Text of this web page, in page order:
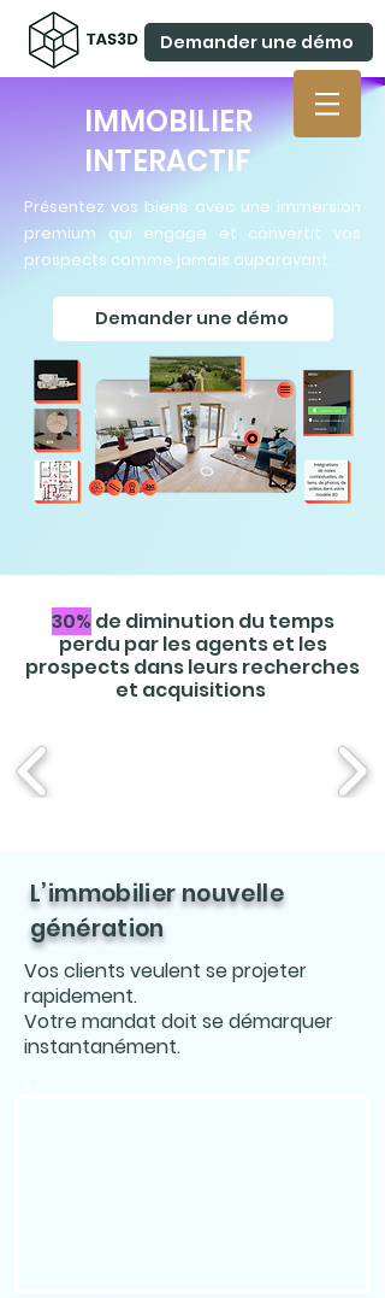
Demander une démo
IMMOBILIER
INTERACTIF
Présentez vos biens avec une immersion
premium qui engage et convertit vos
prospects comme jamais auparavant.
Demander une démo
30% de diminution du temps
perdu par les agents et les
prospects dans leurs recherches
et acquisitions
L’immobilier nouvelle
génération
Vos clients veulent se projeter
rapidement.
Votre mandat doit se démarquer
instantanément.